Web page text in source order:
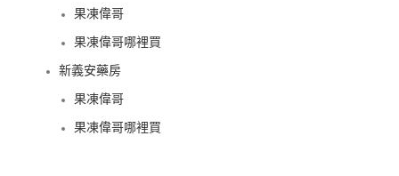
果凍偉哥
果凍偉哥哪裡買
新義安藥房
果凍偉哥
果凍偉哥哪裡買